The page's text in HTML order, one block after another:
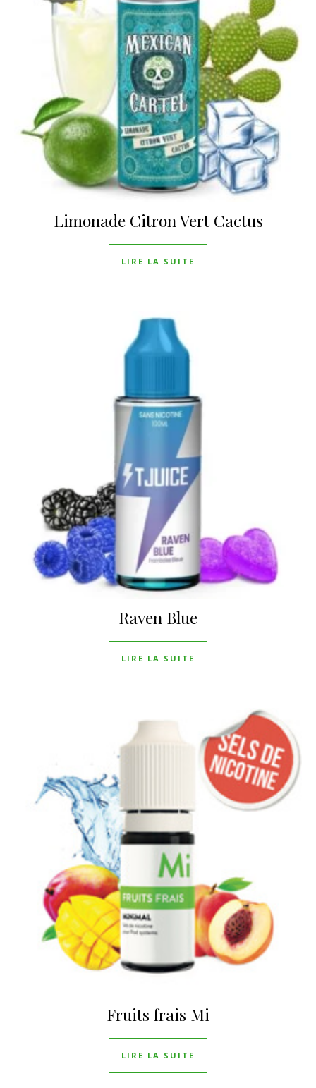
Limonade Citron Vert Cactus
LIRE LA SUITE
Raven Blue
LIRE LA SUITE
Fruits frais Mi
LIRE LA SUITE